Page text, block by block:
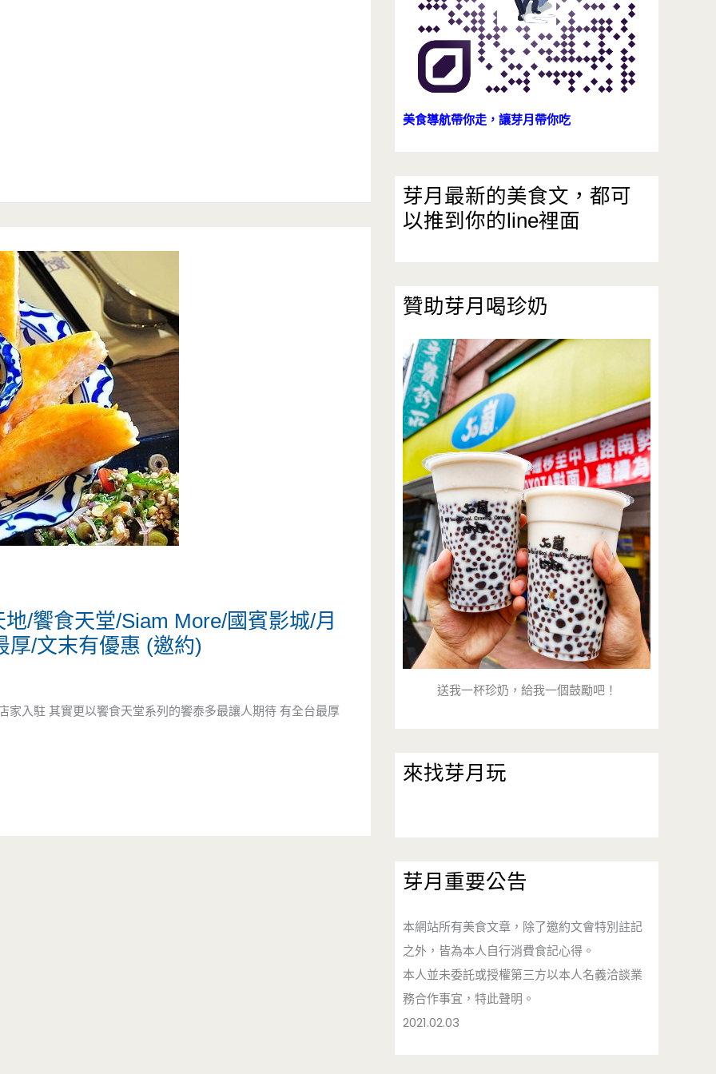
/饗食天堂/Siam More/國賓影城/月
厚/文末有優惠 (邀約)
入駐 其實更以饗食天堂系列的饗泰多最讓人期待 有全台最厚
美食導航帶你走，讓芽月帶你吃
芽月最新的美食文，都可
以推到你的line裡面
贊助芽月喝珍奶
送我一杯珍奶，給我一個鼓勵吧！
來找芽月玩
芽月重要公告
本網站所有美食文章，除了邀約文會特別註記
之外，皆為本人自行消費食記心得。
本人並未委託或授權第三方以本人名義洽談業
務合作事宜，特此聲明。
2021.02.03